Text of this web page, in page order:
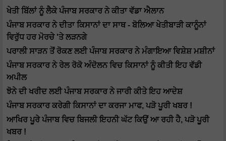
ਖੇਤੀ ਬਿੱਲਾਂ ਨੂੰ ਲੈਕੇ ਪੰਜਾਬ ਸਰਕਾਰ ਨੇ ਕੀਤਾ ਵੱਡਾ ਐਲਾਨ
ਪੰਜਾਬ ਸਰਕਾਰ ਨੇ ਦੀਤਾ ਕਿਸਾਨਾਂ ਦਾ ਸਾਥ - ਬੋਲਿਆ ਖੇਤੀਬਾੜੀ ਕਾਨੂੰਨਾਂ
ਵਿਰੁੱਧ ਹਰ ਮੋਰਚੇ 'ਤੇ ਲੜਨਗੇ
ਪਰਾਲੀ ਸਾੜਨ ਤੋਂ ਰੋਕਣ ਲਈ ਪੰਜਾਬ ਸਰਕਾਰ ਨੇ ਮੰਗਾਇਆ ਵਿਸ਼ੇਸ਼ ਮਸ਼ੀਨਾਂ
ਪੰਜਾਬ ਸਰਕਾਰ ਨੇ ਰੇਲ ਰੋਕੋ ਅੰਦੋਲਨ ਵਿਚ ਕਿਸਾਨਾਂ ਨੂੰ ਕੀਤੀ ਇਹ ਵੱਡੀ
ਅਪੀਲ
ਝੋਨੇ ਦੀ ਖਰੀਦ ਲਈ ਪੰਜਾਬ ਸਰਕਾਰ ਨੇ ਜਾਰੀ ਕੀਤੇ ਇਹ ਆਦੇਸ਼
ਪੰਜਾਬ ਸਰਕਾਰ ਕਰੇਗੀ ਕਿਸਾਨਾਂ ਦਾ ਕਰਜਾ ਮਾਫ, ਪੜੋ ਪੂਰੀ ਖਬਰ !
ਆਖਿਰ ਪੂਰੇ ਪੰਜਾਬ ਵਿਚ ਬਿਜਲੀ ਇਹਨੀ ਘੱਟ ਕਿਉਂ ਆ ਰਹੀ ਹੈ, ਪੜੋ ਪੂਰੀ
ਖਬਰ !